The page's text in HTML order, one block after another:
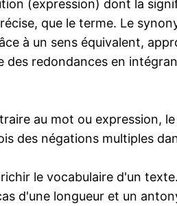
(expression) dont la
que le terme. Le
à un sens équivalent,
redondances en
au mot ou expression,
des négations multiples
le vocabulaire d'un
d'une longueur et un